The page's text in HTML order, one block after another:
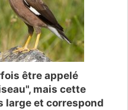
être appelé
mais cette
large et correspond